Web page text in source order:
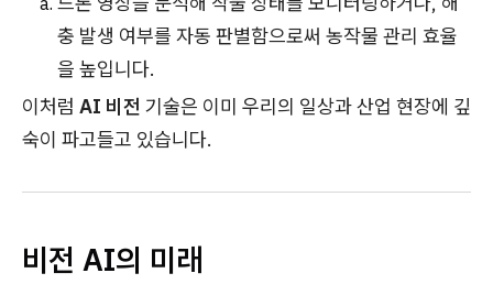
충 발생 여부를 자동 판별함으로써 농작물 관리 효율
을 높입니다.
이처럼 AI 비전 기술은 이미 우리의 일상과 산업 현장에 깊
숙이 파고들고 있습니다.
비전 AI의 미래